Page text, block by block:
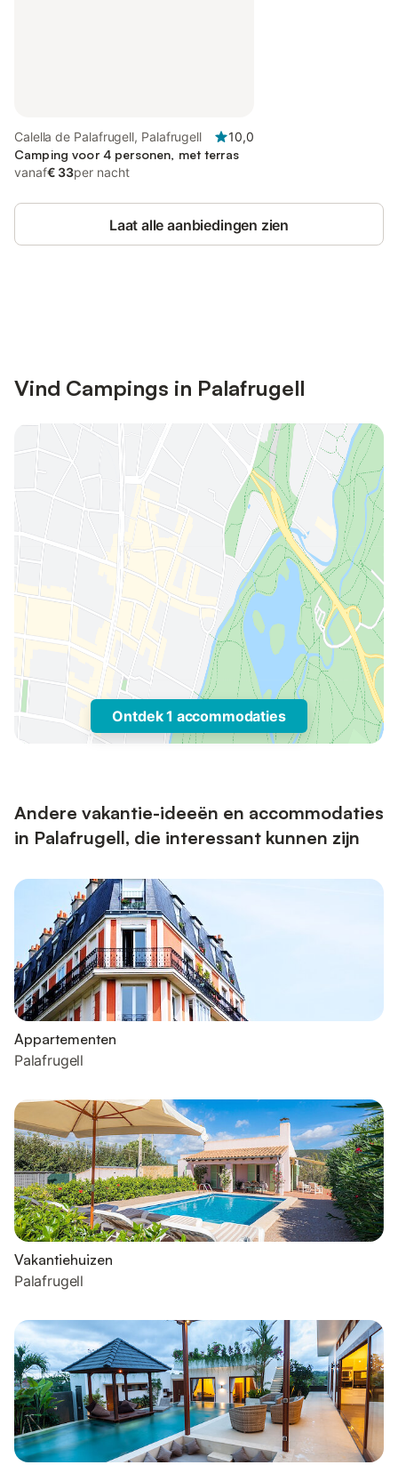
Calella de Palafrugell, Palafrugell
10,0
Camping voor 4 personen, met terras
vanaf€ 33per nacht
Laat alle aanbiedingen zien
Vind Campings in Palafrugell
Ontdek 1 accommodaties
Andere vakantie-ideeën en accommodaties
in Palafrugell, die interessant kunnen zijn
Appartementen
Palafrugell
Vakantiehuizen
Palafrugell